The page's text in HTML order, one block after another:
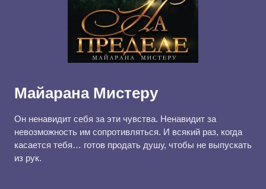
Майарана Мистеру
Он ненавидит себя за эти чувства. Ненавидит за
невозможность им сопротивляться. И всякий раз, когда
касается тебя… готов продать душу, чтобы не выпускать
из рук.